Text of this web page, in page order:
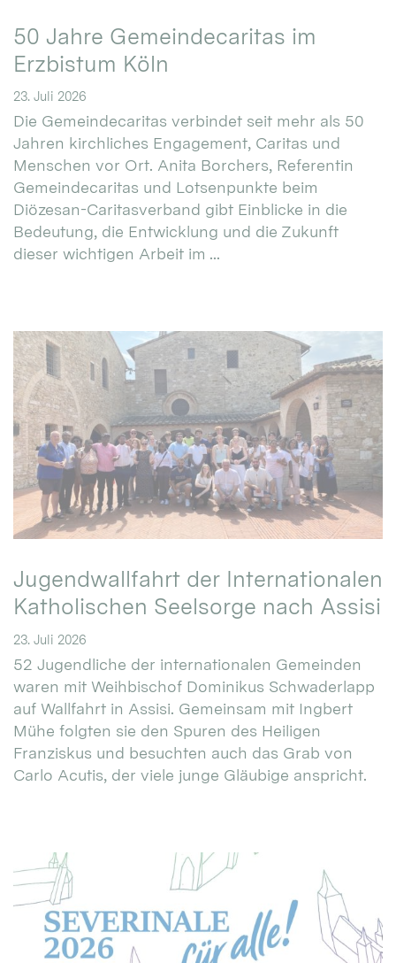
50 Jahre Gemeindecaritas im
Erzbistum Köln
23. Juli 2026
Die Gemeindecaritas verbindet seit mehr als 50
Jahren kirchliches Engagement, Caritas und
Menschen vor Ort. Anita Borchers, Referentin
Gemeindecaritas und Lotsenpunkte beim
Diözesan-Caritasverband gibt Einblicke in die
Bedeutung, die Entwicklung und die Zukunft
dieser wichtigen Arbeit im ...
Jugendwallfahrt der Internationalen
Katholischen Seelsorge nach Assisi
23. Juli 2026
52 Jugendliche der internationalen Gemeinden
waren mit Weihbischof Dominikus Schwaderlapp
auf Wallfahrt in Assisi. Gemeinsam mit Ingbert
Mühe folgten sie den Spuren des Heiligen
Franziskus und besuchten auch das Grab von
Carlo Acutis, der viele junge Gläubige anspricht.